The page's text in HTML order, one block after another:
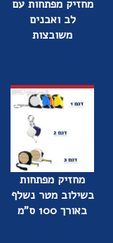
מחזיק מפתחות עם
לב ואבנים
משובצות
מחזיק מפתחות
בשילוב מטר נשלף
באורך 100 ס"מ